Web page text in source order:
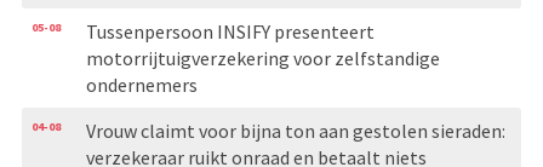
05-08
Tussenpersoon INSIFY presenteert
motorrijtuigverzekering voor zelfstandige
ondernemers
04-08
Vrouw claimt voor bijna ton aan gestolen sieraden:
verzekeraar ruikt onraad en betaalt niets